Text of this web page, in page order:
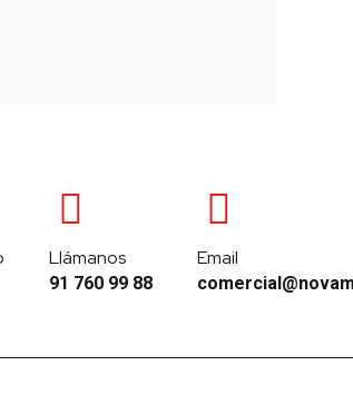
Llámanos
91 760 99 88
Email